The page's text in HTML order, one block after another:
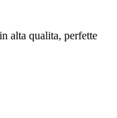
alta qualita, perfette